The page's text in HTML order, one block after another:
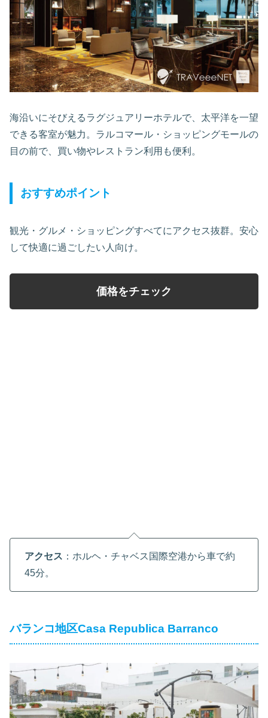
海沿いにそびえるラグジュアリーホテルで、太平洋を一望
できる客室が魅力。ラルコマール・ショッピングモールの
目の前で、買い物やレストラン利用も便利。
おすすめポイント
観光・グルメ・ショッピングすべてにアクセス抜群。安心
して快適に過ごしたい人向け。
価格をチェック
アクセス ：ホルヘ・チャベス国際空港から車で約
45分。
バランコ地区Casa Republica Barranco